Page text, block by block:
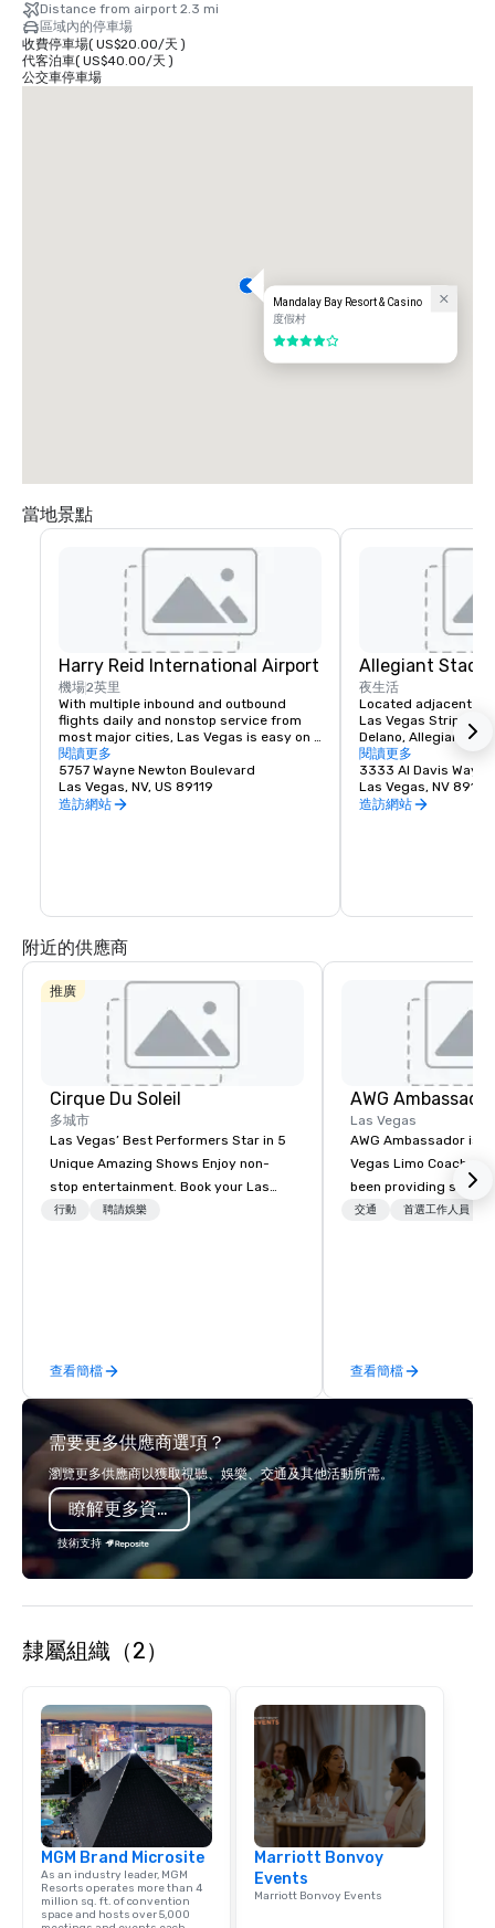
Distance from airport 2.3 mi
區域內的停車場
收費停車場( US$20.00/天 )
代客泊車( US$40.00/天 )
公交車停車場
Mandalay Bay Resort & Casino
度假村
4/5
當地景點
Harry Reid International Airport
機場2英里
With multiple inbound and outbound
flights daily and nonstop service from
most major cities, Las Vegas is easy on
your time and budget.
Las Vegas offers a myriad of options
including bus, taxi, Uber/Lyft, shuttles
away from their destination upon arrival
to Las Vegas.
閱讀更多
5757 Wayne Newton Boulevard
Las Vegas, NV, US 89119
造訪網站
Allegiant
夜生活
Located adjacent to
Las Vegas Strip and
Delano, Allegiant
events destination,
arrival of the NFL's
2020.  Allegiant
located for both
events such as the
閱讀更多
3333 Al Davis Way
Las Vegas, NV 89118
造訪網站
附近的供應商
推廣
Cirque Du Soleil
多城市
Las Vegas’ Best Performers Star in 5
Unique Amazing Shows Enjoy non-
stop entertainment. Book your Las
Vegas show tickets.
行動 聘請娛樂
查看簡檔
AWG Ambassador
Las Vegas
AWG Ambassador is
Vegas Limo Coach
been providing
and leisure travelers
two people to
comprised of Sedans,
Sprinters, Limo
Coaches. We have a
seating and
vehicles. With our
and staffing needs to
successful program
交通 首選工作人員
查看簡檔
需要更多供應商選項？
瀏覽更多供應商以獲取視聽、娛樂、交通及其他活動所需。
瞭解更多資訊
技術支持
隸屬組織（2）
MGM Brand Microsite
As an industry leader, MGM
Resorts operates more than 4
million sq. ft. of convention
space and hosts over 5,000
Marriott Bonvoy
Events
Marriott Bonvoy Events